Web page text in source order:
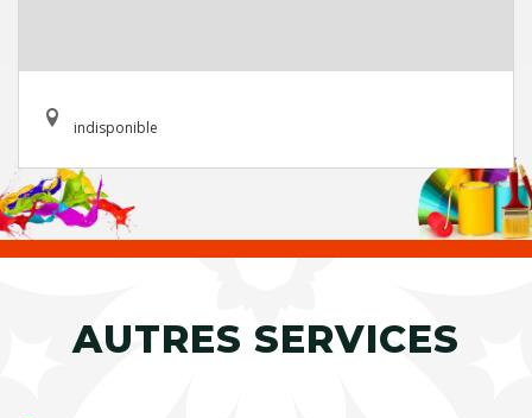
indisponible
AUTRES SERVICES